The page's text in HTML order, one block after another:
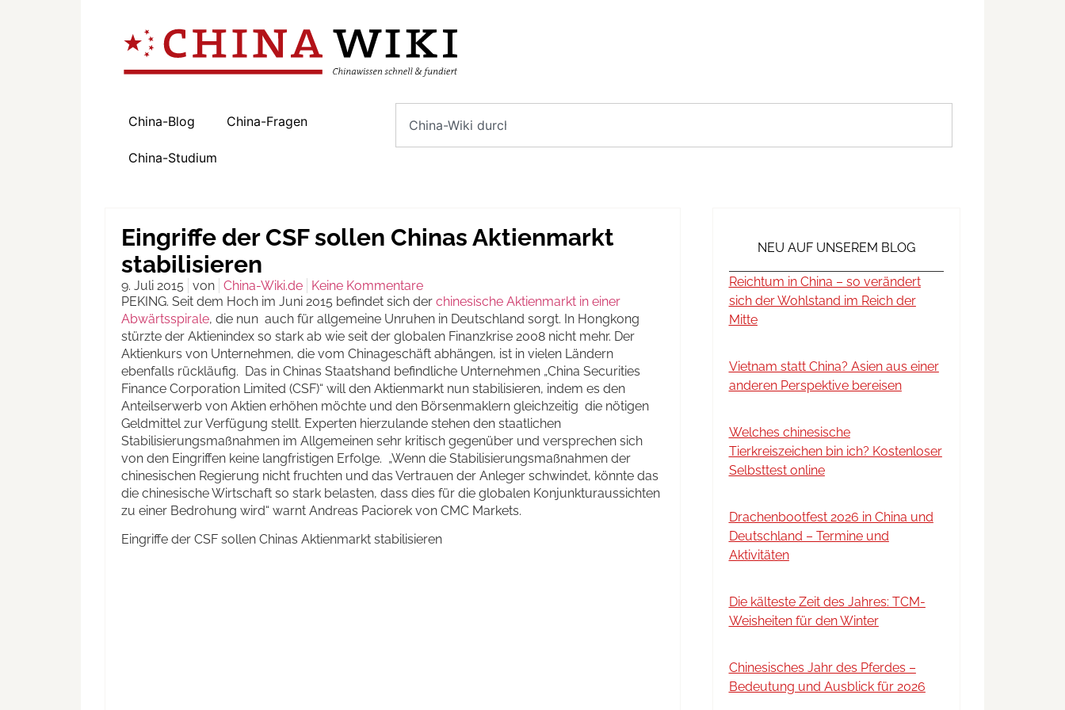
China-Blog China-Fragen
China-Studium
Eingriffe der CSF sollen Chinas Aktienmarkt
stabilisieren
9. Juli 2015 von China-Wiki.de
Keine Kommentare
PEKING. Seit dem Hoch im Juni 2015 befindet sich der chinesische Aktienmarkt in einer
Abwärtsspirale, die nun auch für allgemeine Unruhen in Deutschland sorgt. In Hongkong
stürzte der Aktienindex so stark ab wie seit der globalen Finanzkrise 2008 nicht mehr. Der
Aktienkurs von Unternehmen, die vom Chinageschäft abhängen, ist in vielen Ländern
ebenfalls rückläufig. Das in Chinas Staatshand befindliche Unternehmen „China Securities
Finance Corporation Limited (CSF)“ will den Aktienmarkt nun stabilisieren, indem es den
Anteilserwerb von Aktien erhöhen möchte und den Börsenmaklern gleichzeitig die nötigen
Geldmittel zur Verfügung stellt. Experten hierzulande stehen den staatlichen
Stabilisierungsmaßnahmen im Allgemeinen sehr kritisch gegenüber und versprechen sich
von den Eingriffen keine langfristigen Erfolge. „Wenn die Stabilisierungsmaßnahmen der
chinesischen Regierung nicht fruchten und das Vertrauen der Anleger schwindet, könnte das
die chinesische Wirtschaft so stark belasten, dass dies für die globalen Konjunkturaussichten
zu einer Bedrohung wird“ warnt Andreas Paciorek von CMC Markets.
Eingriffe der CSF sollen Chinas Aktienmarkt stabilisieren
NEU AUF UNSEREM BLOG
Reichtum in China – so verändert
sich der Wohlstand im Reich der
Mitte
Vietnam statt China? Asien aus einer
anderen Perspektive bereisen
Welches chinesische
Tierkreiszeichen bin ich? Kostenloser
Selbsttest online
Drachenbootfest 2026 in China und
Deutschland – Termine und
Aktivitäten
Die kälteste Zeit des Jahres: TCM-
Weisheiten für den Winter
Chinesisches Jahr des Pferdes –
Bedeutung und Ausblick für 2026